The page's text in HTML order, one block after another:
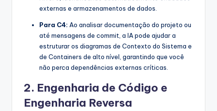
externas e armazenamentos de dados.
Para C4: Ao analisar documentação do projeto ou
até mensagens de commit, a IA pode ajudar a
estruturar os diagramas de Contexto do Sistema e
de Containers de alto nível, garantindo que você
não perca dependências externas críticas.
2. Engenharia de Código e
Engenharia Reversa